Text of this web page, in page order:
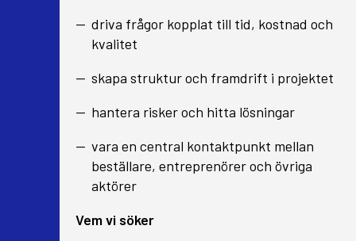
driva frågor kopplat till tid, kostnad och
kvalitet
skapa struktur och framdrift i projektet
hantera risker och hitta lösningar
vara en central kontaktpunkt mellan
beställare, entreprenörer och övriga
aktörer
Vem vi söker